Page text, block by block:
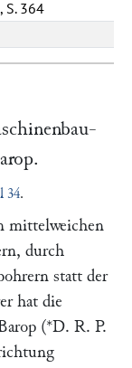
S. 364
.
34.
mittelweichen
durch
statt der
hat die
(*D. R. P.